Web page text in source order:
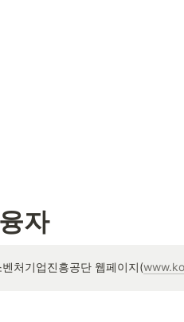
자
처기업진흥공단 웹페이지(